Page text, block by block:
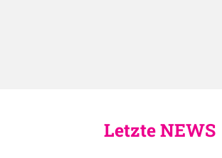
Letzte NEWS